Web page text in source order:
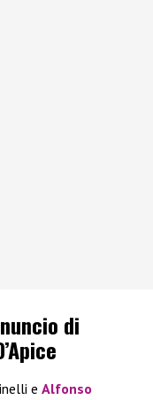
di
e Alfonso